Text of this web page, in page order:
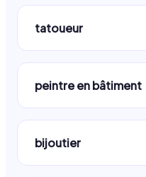
tatoueur
peintre en bâtiment
bijoutier